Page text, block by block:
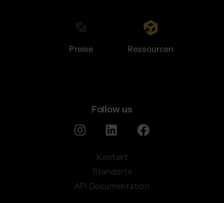
Preise Ressourcen
Follow us
Kontakt
Standorte
API Dokumentation